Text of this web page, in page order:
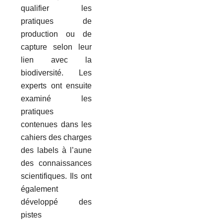
qualifier les
pratiques de
production ou de
capture selon leur
lien avec la
biodiversité. Les
experts ont ensuite
examiné les
pratiques
contenues dans les
cahiers des charges
des labels à l’aune
des connaissances
scientifiques. Ils ont
également
développé des
pistes